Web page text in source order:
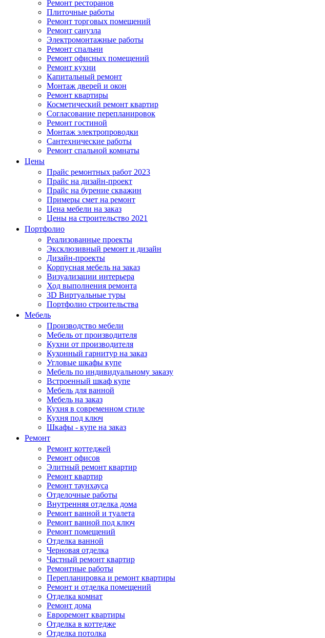
Ремонт ресторанов
Плиточные работы
Ремонт торговых помещений
Ремонт санузла
Электромонтажные работы
Ремонт спальни
Ремонт офисных помещений
Ремонт кухни
Капитальный ремонт
Монтаж дверей и окон
Ремонт квартиры
Косметический ремонт квартир
Согласование перепланировок
Ремонт гостиной
Монтаж электропроводки
Сантехнические работы
Ремонт спальной комнаты
Цены
Прайс ремонтных работ 2023
Прайс на дизайн-проект
Прайс на бурение скважин
Примеры смет на ремонт
Цена мебели на заказ
Цены на строительство 2021
Портфолио
Реализованные проекты
Эксклюзивный ремонт и дизайн
Дизайн-проекты
Корпусная мебель на заказ
Визуализации интерьера
Ход выполнения ремонта
3D Виртуальные туры
Портфолио строительства
Мебель
Производство мебели
Мебель от производителя
Кухни от производителя
Кухонный гарнитур на заказ
Угловые шкафы купе
Мебель по индивидуальному заказу
Встроенный шкаф купе
Мебель для ванной
Мебель на заказ
Кухня в современном стиле
Кухня под ключ
Шкафы - купе на заказ
Ремонт
Ремонт коттеджей
Ремонт офисов
Элитный ремонт квартир
Ремонт квартир
Ремонт таунхауса
Отделочные работы
Внутренняя отделка дома
Ремонт ванной и туалета
Ремонт ванной под ключ
Ремонт помещений
Отделка ванной
Черновая отделка
Частный ремонт квартир
Ремонтные работы
Перепланировка и ремонт квартиры
Ремонт и отделка помещений
Отделка комнат
Ремонт дома
Евроремонт квартиры
Отделка в коттедже
Отделка потолка